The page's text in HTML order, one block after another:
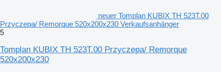
neuer Tomplan KUBIX TH 523T.00
Przyczepa/ Remorque 520x200x230 Verkaufsanhänger
5
Tomplan KUBIX TH 523T.00 Przyczepa/ Remorque
520x200x230